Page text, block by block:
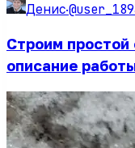
Денис·
Строим простой
описание